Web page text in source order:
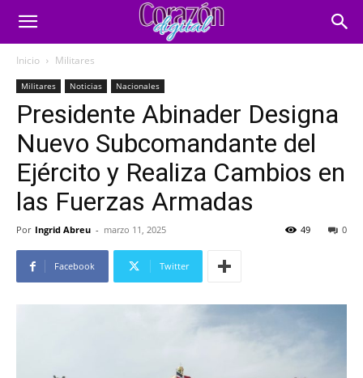
Inicio Militares
Militares Noticias Nacionales
Presidente Abinader Designa
Nuevo Subcomandante del
Ejército y Realiza Cambios en
las Fuerzas Armadas
Por Ingrid Abreu - marzo 11, 2025 0
49
Facebook Twitter